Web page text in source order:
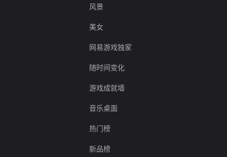
风景
美女
网易游戏独家
随时间变化
游戏成就墙
音乐桌面
热门榜
新品榜